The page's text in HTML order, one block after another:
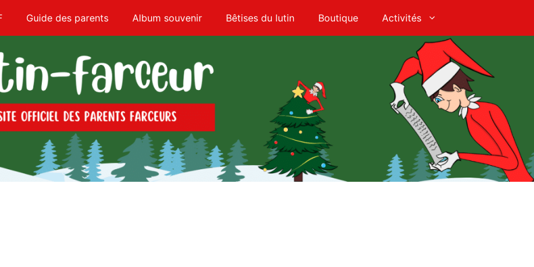
Guide des parents Album souvenir Bêtises du lutin Boutique Activités